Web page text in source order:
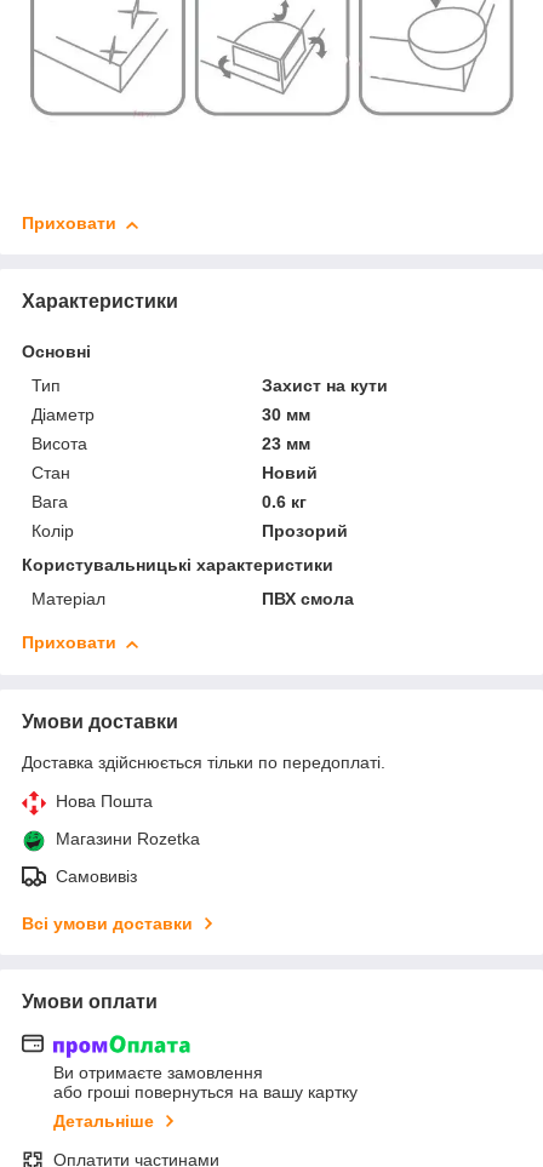
Приховати
Характеристики
Основні
Тип
Захист на кути
Діаметр
30 мм
Висота
23 мм
Стан
Новий
Вага
0.6 кг
Колір
Прозорий
Користувальницькі характеристики
Матеріал
ПВХ смола
Приховати
Умови доставки
Доставка здійснюється тільки по передоплаті.
Нова Пошта
Магазини Rozetka
Самовивіз
Всі умови доставки
Умови оплати
Ви отримаєте замовлення
або гроші повернуться на вашу картку
Детальніше
Оплатити частинами